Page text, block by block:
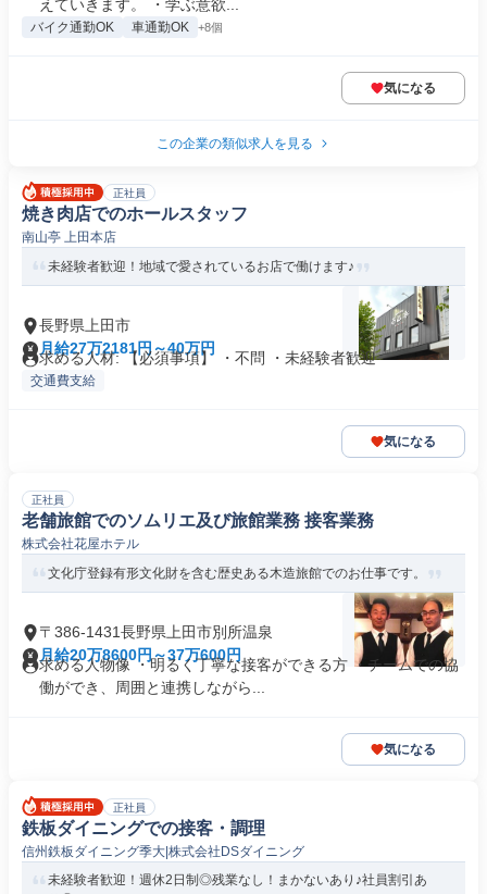
えていきます。 ・学ぶ意欲...
バイク通勤OK 車通勤OK +8個
気になる
この企業の類似求人を見る
正社員
焼き肉店でのホールスタッフ
南山亭 上田本店
未経験者歓迎！地域で愛されているお店で働けます♪
長野県上田市
月給27万2181円～40万円
求める人材: 【必須事項】 ・不問 ・未経験者歓迎
交通費支給
気になる
正社員
老舗旅館でのソムリエ及び旅館業務 接客業務
株式会社花屋ホテル
文化庁登録有形文化財を含む歴史ある木造旅館でのお仕事です。
〒386-1431長野県上田市別所温泉
月給20万8600円～37万600円
求める人物像 ・明るく丁寧な接客ができる方 ・チームでの協
働ができ、周囲と連携しながら...
気になる
正社員
鉄板ダイニングでの接客・調理
信州鉄板ダイニング季大|株式会社DSダイニング
未経験者歓迎！週休2日制◎残業なし！まかないあり♪社員割引あ